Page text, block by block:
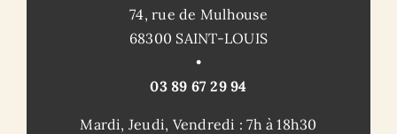
74, rue de Mulhouse
68300 SAINT-LOUIS
•
03 89 67 29 94
Mardi, Jeudi, Vendredi : 7h à 18h30